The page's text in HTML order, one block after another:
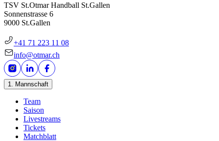
TSV St.Otmar Handball St.Gallen
Sonnenstrasse 6
9000 St.Gallen
+41 71 223 11 08
info@otmar.ch
1. Mannschaft
Team
Saison
Livestreams
Tickets
Matchblatt